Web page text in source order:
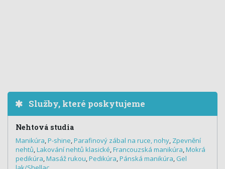
Služby, které poskytujeme
Nehtová studia
Manikúra,P-shine,Parafinový zábal na ruce, nohy, Zpevnění
nehtů,Lakování nehtů klasické,Francouzská manikúra,Mokrá
pedikúra,Masáž rukou,Pedikúra,Pánská manikúra, Gel